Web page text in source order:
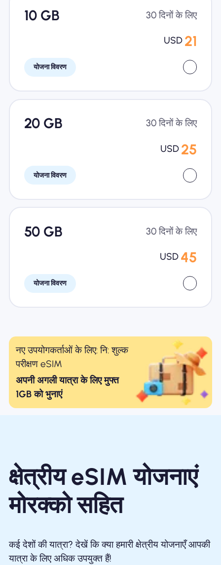
10 GB 30 दिनों के लिए
USD 21
योजना विवरण
20 GB 30 दिनों के लिए
USD 25
योजना विवरण
50 GB 30 दिनों के लिए
USD 45
योजना विवरण
नए उपयोगकर्ताओं के लिए: नि: शुल्क
परीक्षण eSIM
अपनी अगली यात्रा के लिए मुफ्त
1GB को भुनाएं
क्षेत्रीय eSIM योजनाएं
मोरक्को सहित
कई देशों की यात्रा? देखें कि क्या हमारी क्षेत्रीय योजनाएँ आपकी
यात्रा के लिए अधिक उपयुक्त हैं!